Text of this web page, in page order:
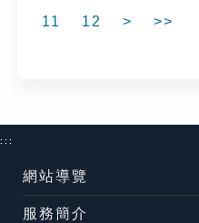
11
12 > >>
:::
網站導覽
服務簡介